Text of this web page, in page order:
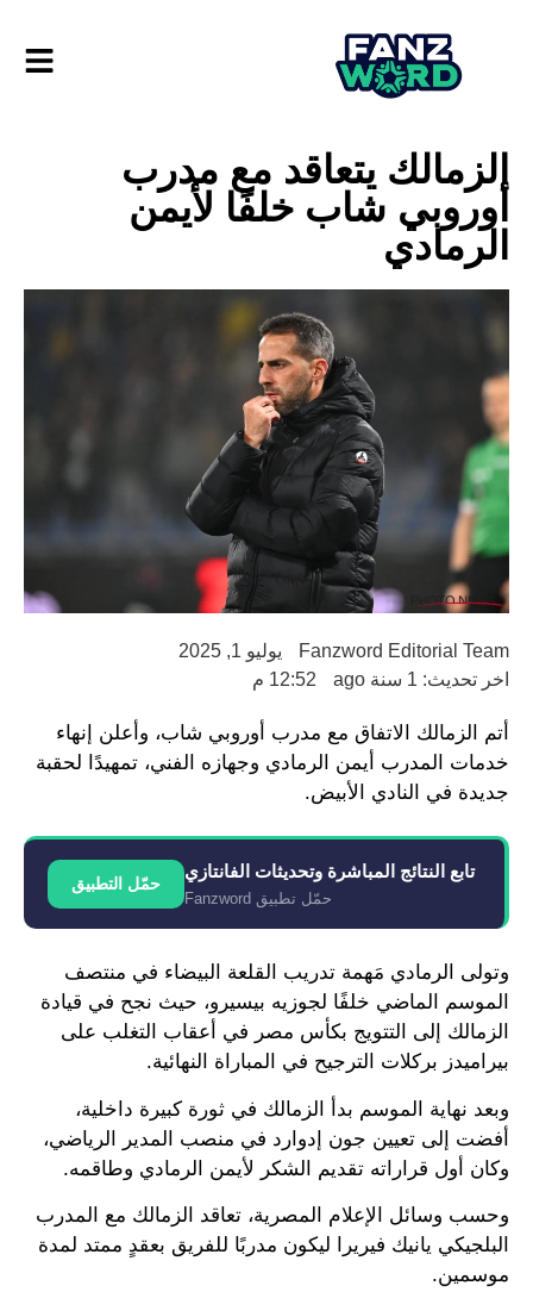
الزمالك يتعاقد مع مدرب
أوروبي شاب خلفًا لأيمن
الرمادي
Fanzword Editorial Team
يوليو 1, 2025
اخر تحديث: 1 سنة ago
12:52 م
أتم الزمالك الاتفاق مع مدرب أوروبي شاب، وأعلن إنهاء
خدمات المدرب أيمن الرمادي وجهازه الفني، تمهيدًا لحقبة
جديدة في النادي الأبيض.
تابع النتائج المباشرة وتحديثات الفانتازي
حمّل تطبيق Fanzword
حمّل التطبيق
وتولى الرمادي مَهمة تدريب القلعة البيضاء في منتصف
الموسم الماضي خلفًا لجوزيه بيسيرو، حيث نجح في قيادة
الزمالك إلى التتويج بكأس مصر في أعقاب التغلب على
بيراميدز بركلات الترجيح في المباراة النهائية.
وبعد نهاية الموسم بدأ الزمالك في ثورة كبيرة داخلية،
أفضت إلى تعيين جون إدوارد في منصب المدير الرياضي،
وكان أول قراراته تقديم الشكر لأيمن الرمادي وطاقمه.
وحسب وسائل الإعلام المصرية، تعاقد الزمالك مع المدرب
البلجيكي يانيك فيريرا ليكون مدربًا للفريق بعقدٍ ممتد لمدة
موسمين.